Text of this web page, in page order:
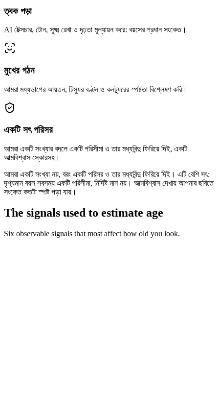
ত্বক পড়া
AI টেক্সচার, টোন, সূক্ষ্ম রেখা ও দৃঢ়তা মূল্যায়ন করে: বয়সের প্রধান সংকেত।
মুখের গঠন
আমরা মধ্যভাগের আয়তন, টিস্যুর বণ্টন ও কনট্যুরের স্পষ্টতা বিশ্লেষণ করি।
একটি সৎ পরিসর
আমরা একটি সংখ্যার বদলে একটি পরিসীমা ও তার মধ্যবিন্দু ফিরিয়ে দিই, একটি
আত্মবিশ্বাস স্কোরসহ।
আমরা একটি সংখ্যা নয়, বরং একটি পরিসর ও তার মধ্যবিন্দু ফিরিয়ে দিই। এটি বেশি সৎ:
দৃশ্যমান বয়স সবসময় একটি পরিসীমা, নির্দিষ্ট মান নয়। আত্মবিশ্বাস দেখায় আপনার ছবিতে
সংকেত কতটা স্পষ্ট পড়া যায়।
The signals used to estimate age
Six observable signals that most affect how old you look.